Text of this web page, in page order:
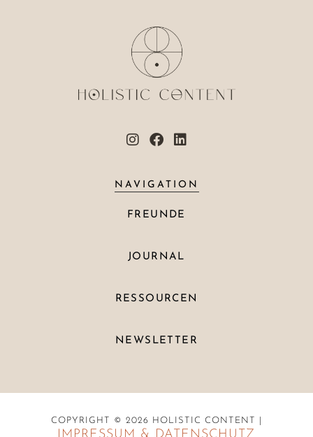
NAVIGATION
FREUNDE
JOURNAL
RESSOURCEN
NEWSLETTER
COPYRIGHT © 2026 HOLISTIC CONTENT |